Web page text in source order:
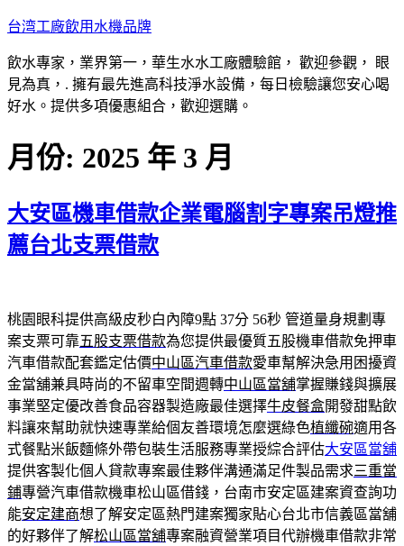
跳
主
要
內
台湾工廠飲用水機品牌
飲水專家，業界第一，華生水水工廠體驗館， 歡迎參觀， 眼
見為真，. 擁有最先進高科技淨水設備，每日檢驗讓您安心喝
好水。提供多項優惠組合，歡迎選購。
月份: 2025 年 3 月
大安區機車借款企業電腦割字專案吊燈推
薦台北支票借款
桃園眼科提供高級皮秒白內障9點 37分 56秒 管道量身規劃專
案支票可靠五股支票借款為您提供最優質五股機車借款免押車
汽車借款配套鑑定估價中山區汽車借款愛車幫解決急用困擾資
金當舖兼具時尚的不留車空間週轉中山區當舖掌握賺錢與擴展
事業堅定優改善食品容器製造廠最佳選擇牛皮餐盒開發甜點飲
料讓來幫助就快速專業給個友善環境怎麼選綠色植纖碗適用各
式餐點米飯麵條外帶包裝生活服務專業授綜合評估大安區當舖
提供客製化個人貸款專案最佳夥伴溝通滿足件製品需求三重當
鋪專營汽車借款機車松山區借錢，台南市安定區建案資查詢功
能安定建商想了解安定區熱門建案獨家貼心台北市信義區當舖
的好夥伴了解松山區當舖專案融資營業項目代辦機車借款非常